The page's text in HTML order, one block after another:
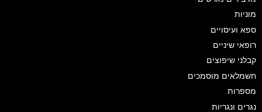
מוניות
ספא ועיסויים
רופאי שיניים
קבלני שיפוצים
חשמלאים מוסמכים
מספרות
נגרים ונגריות